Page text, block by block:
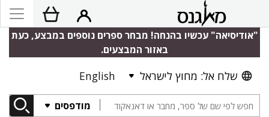
"אודיסיאה" עכשיו בהנחה! מבחר ספרים נוספים במבצע, כעת
באזור המבצעים.
שלח אל: מחוץ לישראל English
מודפסים